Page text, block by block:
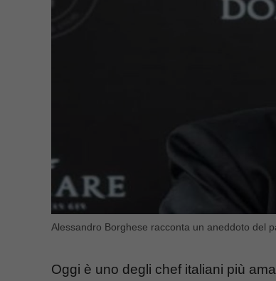
Alessandro Borghese racconta un aneddoto del
Oggi è uno degli chef italiani più